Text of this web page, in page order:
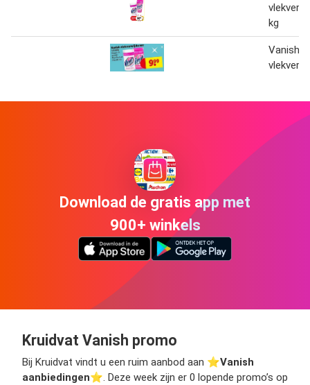
kg
Vanish
Download de gratis app met
900+ winkels
Kruidvat Vanish promo
Bij Kruidvat vindt u een ruim aanbod aan ⭐️Vanish
aanbiedingen⭐️. Deze week zijn er 0 lopende promo’s op